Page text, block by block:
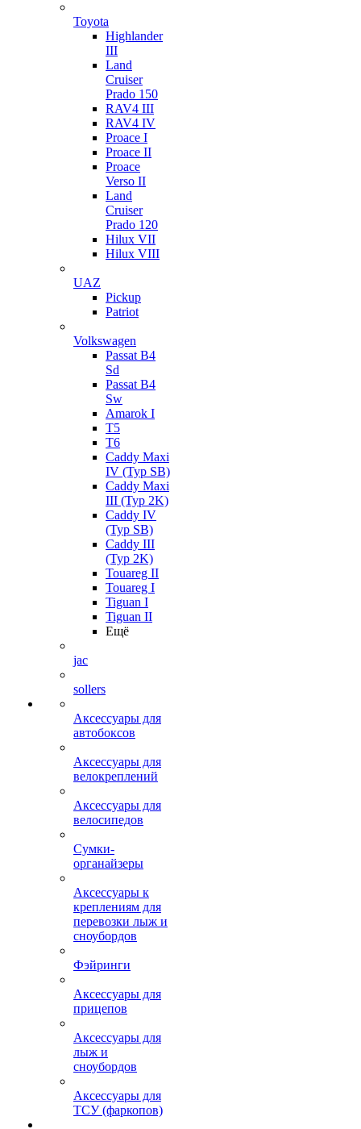
Toyota
Highlander
III
Land
Cruiser
Prado 150
RAV4 III
RAV4 IV
Proace I
Proace II
Proace
Verso II
Land
Cruiser
Prado 120
Hilux VII
Hilux VIII
UAZ
Pickup
Patriot
Volkswagen
Passat B4
Sd
Passat B4
Sw
Amarok I
T5
T6
Caddy Maxi
IV (Typ SB)
Caddy Maxi
III (Typ 2K)
Caddy IV
(Typ SB)
Caddy III
(Typ 2K)
Touareg II
Touareg I
Tiguan I
Tiguan II
Ещё
jac
sollers
Аксессуары для
автобоксов
Аксессуары для
велокреплений
Аксессуары для
велосипедов
Сумки-
органайзеры
Аксессуары к
креплениям для
перевозки лыж и
сноубордов
Фэйринги
Аксессуары для
прицепов
Аксессуары для
лыж и
сноубордов
Аксессуары для
ТСУ (фаркопов)